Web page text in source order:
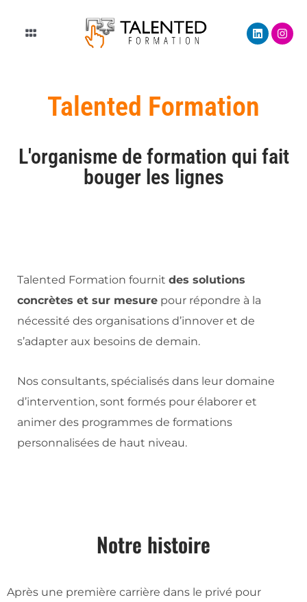
Main
L
i
n
n
I
n
s
Talented Formation
L'organisme de formation qui fait
bouger les lignes
Talented Formation fournit des solutions
concrètes et sur mesure pour répondre à la
nécessité des organisations d’innover et de
s’adapter aux besoins de demain.
Nos consultants, spécialisés dans leur domaine
d’intervention, sont formés pour élaborer et
animer des programmes de formations
personnalisées de haut niveau.
Notre histoire
Après une première carrière dans le privé pour